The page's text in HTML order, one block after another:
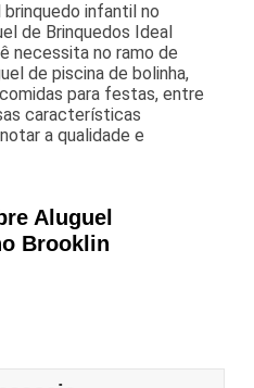
brinquedo infantil no
de Brinquedos Ideal
necessita no ramo de
de piscina de bolinha,
para festas, entre
características
a qualidade e
Aluguel
Brooklin